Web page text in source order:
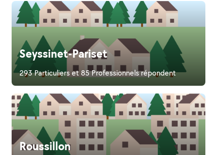
Seyssinet-Pariset
293 Particuliers et 85 Professionnels répondent
Roussillon